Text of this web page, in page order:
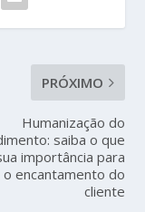
PRÓXIMO
Humanização do
saiba o que
importância para
o encantamento do
cliente